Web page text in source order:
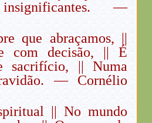
—
que abraçamos, ||
com decisão, || É
sacrifício, || Numa
— Cornélio
|| No mundo